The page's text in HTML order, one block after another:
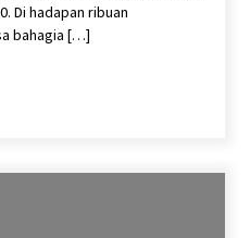
Di hadapan ribuan
bahagia […]